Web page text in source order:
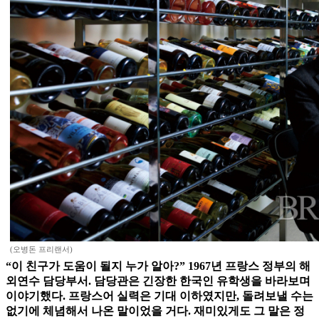
(오병돈 프리랜서)
“이 친구가 도움이 될지 누가 알아?” 1967년 프랑스 정부의 해
외연수 담당부서. 담당관은 긴장한 한국인 유학생을 바라보며
이야기했다. 프랑스어 실력은 기대 이하였지만, 돌려보낼 수는
없기에 체념해서 나온 말이었을 거다. 재미있게도 그 말은 정